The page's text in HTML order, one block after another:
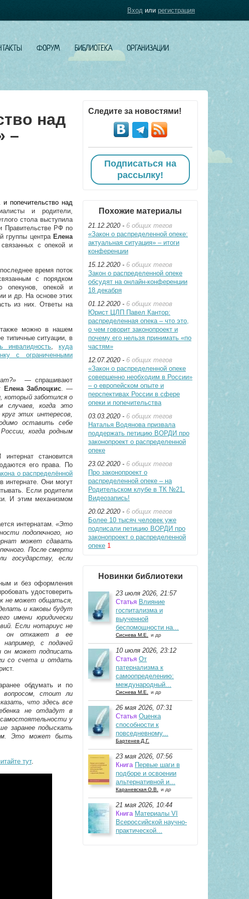
ФОРУМ БИБЛИОТЕКА ОРГАНИЗАЦИИ
Вход или регистрация
над
–
и попечительство над
и родители,
стола выступила
Правительстве РФ по
группы центра Елена
с опекой и
время поток
с порядком
опекунов, опекой и
и др. На основе этих
из них. Ответы на
можно в нашем
типичные ситуации, в
инвалидность,куда
с ограниченными
— спрашивают
Елена Заблоцкис. —
который заботился о
случаев, когда это
этих интересов,
оставить себе
когда родным
становится
его права. По
о распределённой
интернате. Они могут
Если родители
И этим механизмом
интернатам. «Это
подопечного, но
может сдавать
После смерти
государству, если
и без оформления
удостоверить
не может общаться,
и каковы будут
имени юридически
Если нотариус не
он откажет в ее
с подачей
он может подписать
со счета и отдать
обдумать и по
стоит ли
что здесь все
не отдадут в
у
заранее подыскать
Это может быть
тут.
Следите за новостями!
Подписаться на
рассылку!
Похожие материалы
21.12.2020 - 6 общих тегов
«Закон о распределенной опеке:
актуальная ситуация» – итоги
конференции
15.12.2020 - 6 общих тегов
Закон о распределенной опеке
обсудят на онлайн-конференции
18 декабря
01.12.2020 - 6 общих тегов
Юрист ЦЛП Павел Кантор:
распределенная опека – что это,
о чем говорит законопроект и
почему его нельзя принимать «по
частям»
12.07.2020 - 6 общих тегов
«Закон о распределенной опеке
совершенно необходим в России»
– о европейском опыте и
перспективах России в сфере
опеки и попечительства
03.03.2020 - 6 общих тегов
Наталья Водянова призвала
поддержать петицию ВОРДИ про
законопроект о распределенной
опеке
23.02.2020 - 6 общих тегов
Про законопроект о
распределенной опеке – на
Родительском клубе в ТК №21.
Видеозапись!
20.02.2020 - 6 общих тегов
Более 10 тысяч человек уже
подписали петицию ВОРДИ про
законопроект о распределенной
опеке 1
Новинки библиотеки
23 июля 2026, 21:57
Статья Влияние
госпитализма и
выученной
беспомощности на...
Сиснева М.Е. и др
10 июля 2026, 23:12
Статья От
патернализма к
самоопределению:
международный...
Сиснева М.Е. и др
26 мая 2026, 07:31
Статья Оценка
способности к
повседневному...
Бартенев Д.Г.
23 мая 2026, 07:56
Книга Первые шаги в
подборе и освоении
альтернативной и...
Караневская О.В. и др
21 мая 2026, 10:44
Книга Материалы VI
Всероссийской научно-
практической...